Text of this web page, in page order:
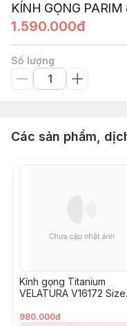
KÍNH GỌNG
1.590.000đ
Số lượng
Các sản phẩm,
Kính gọng Titanium
VELATURA V16172 Size
980.000đ